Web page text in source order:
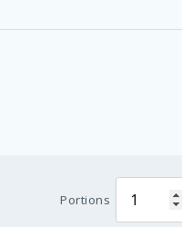
Portions